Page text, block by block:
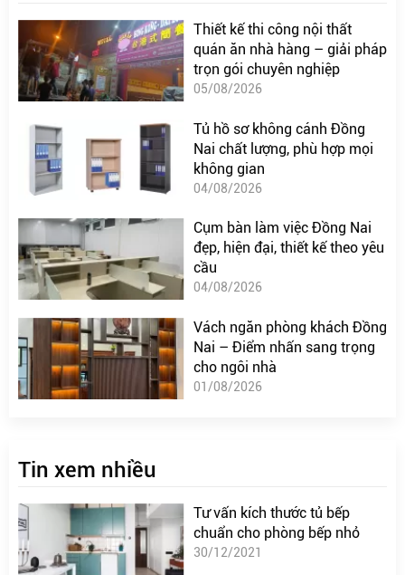
Thiết kế thi công nội thất
quán ăn nhà hàng – giải pháp
trọn gói chuyên nghiệp
05/08/2026
Tủ hồ sơ không cánh Đồng
Nai chất lượng, phù hợp mọi
không gian
04/08/2026
Cụm bàn làm việc Đồng Nai
đẹp, hiện đại, thiết kế theo yêu
cầu
04/08/2026
Vách ngăn phòng khách Đồng
Nai – Điểm nhấn sang trọng
cho ngôi nhà
01/08/2026
Tin xem nhiều
Tư vấn kích thước tủ bếp
chuẩn cho phòng bếp nhỏ
30/12/2021